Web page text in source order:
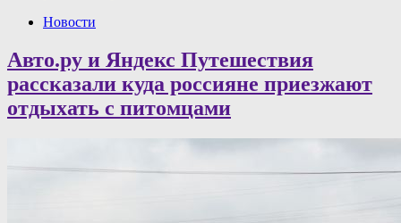
Новости
Авто.ру и Яндекс Путешествия
рассказали куда россияне приезжают
отдыхать с питомцами